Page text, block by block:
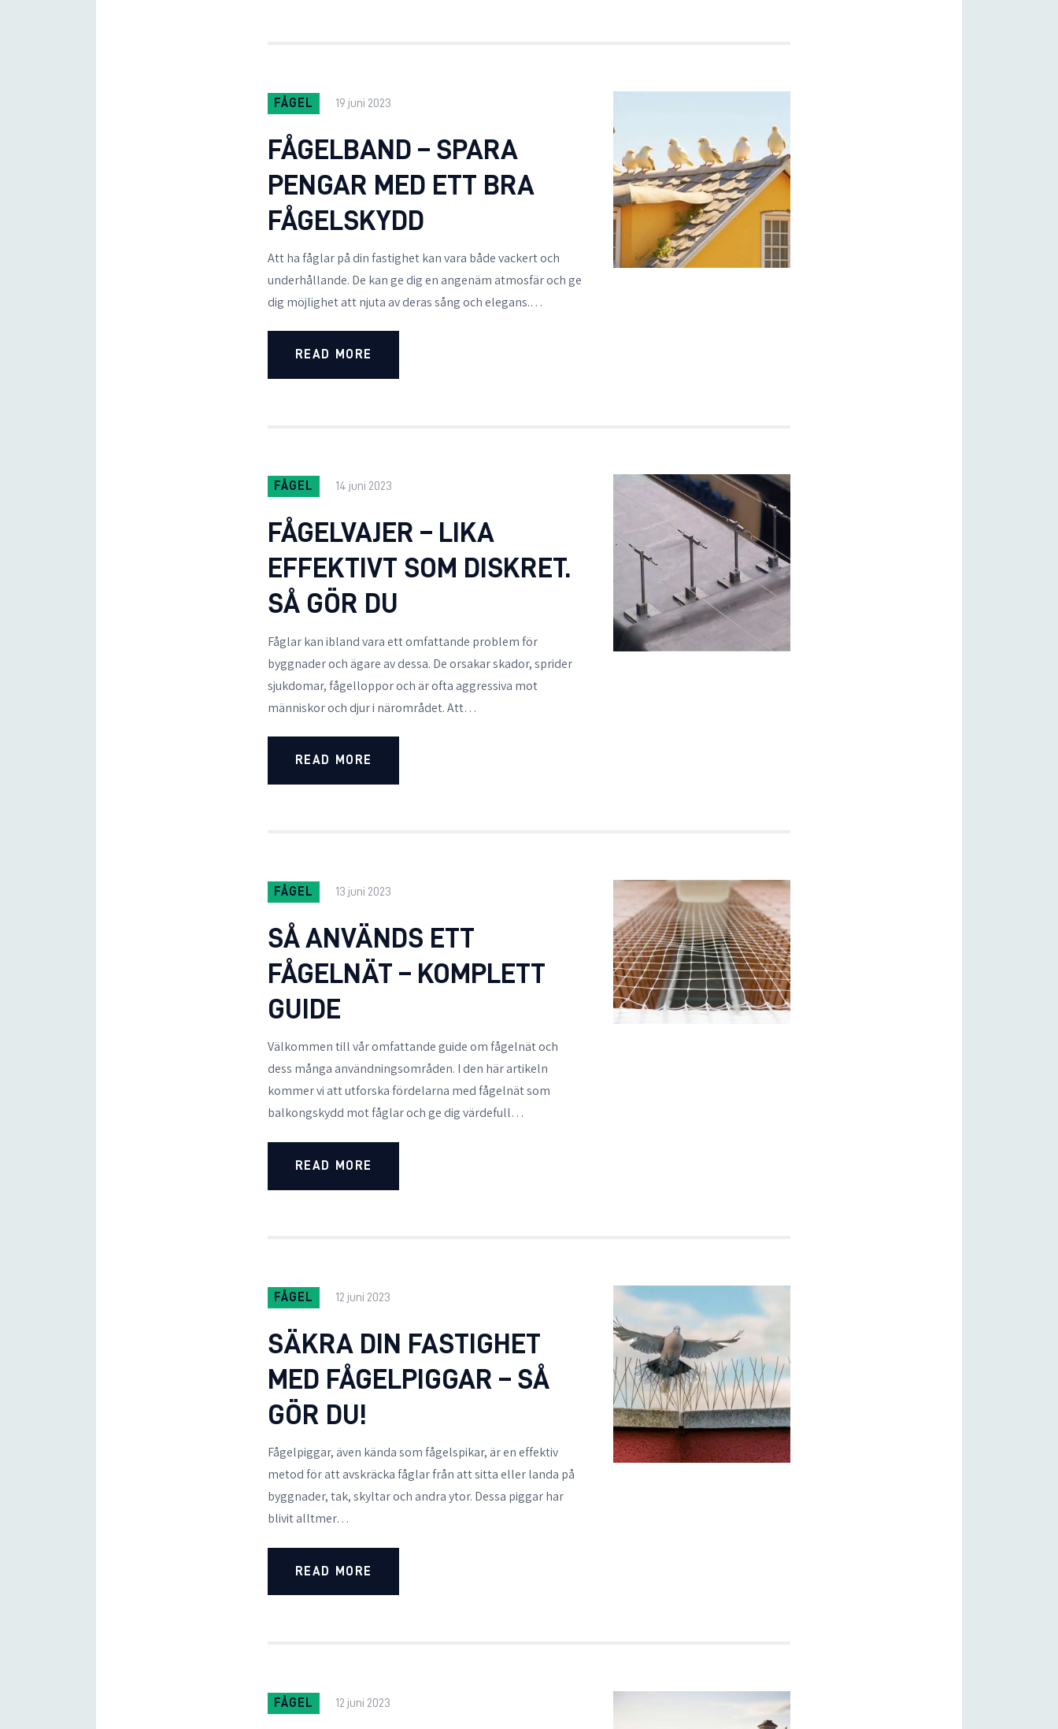
FÅGEL 19 juni 2023
FÅGELBAND – SPARA
PENGAR MED ETT BRA
FÅGELSKYDD
Att ha fåglar på din fastighet kan vara både vackert och
underhållande. De kan ge dig en angenäm atmosfär och ge
dig möjlighet att njuta av deras sång och elegans.…
READ MORE
FÅGEL 14 juni 2023
FÅGELVAJER – LIKA
EFFEKTIVT SOM DISKRET.
SÅ GÖR DU
Fåglar kan ibland vara ett omfattande problem för
byggnader och ägare av dessa. De orsakar skador, sprider
sjukdomar, fågelloppor och är ofta aggressiva mot
människor och djur i närområdet. Att…
READ MORE
FÅGEL 13 juni 2023
SÅ ANVÄNDS ETT
FÅGELNÄT – KOMPLETT
GUIDE
Välkommen till vår omfattande guide om fågelnät och
dess många användningsområden. I den här artikeln
kommer vi att utforska fördelarna med fågelnät som
balkongskydd mot fåglar och ge dig värdefull…
READ MORE
FÅGEL 12 juni 2023
SÄKRA DIN FASTIGHET
MED FÅGELPIGGAR – SÅ
GÖR DU!
Fågelpiggar, även kända som fågelspikar, är en effektiv
metod för att avskräcka fåglar från att sitta eller landa på
byggnader, tak, skyltar och andra ytor. Dessa piggar har
blivit alltmer…
READ MORE
FÅGEL 12 juni 2023